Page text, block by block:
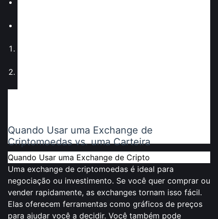
Quando Usar uma Exchange de
Criptomoedas vs. uma Carteira
Quando Usar uma Exchange de Cripto
Uma exchange de criptomoedas é ideal para
negociação ou investimento. Se você quer comprar ou
vender rapidamente, as exchanges tornam isso fácil.
Elas oferecem ferramentas como gráficos de preços
para ajudar você a decidir. Você também pode